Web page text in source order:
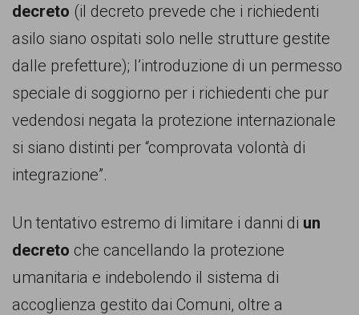
decreto (il decreto prevede che i richiedenti
asilo siano ospitati solo nelle strutture gestite
dalle prefetture); l’introduzione di un permesso
speciale di soggiorno per i richiedenti che pur
vedendosi negata la protezione internazionale
si siano distinti per “comprovata volontà di
integrazione”.
Un tentativo estremo di limitare i danni di un
decreto che cancellando la protezione
umanitaria e indebolendo il sistema di
accoglienza gestito dai Comuni, oltre a